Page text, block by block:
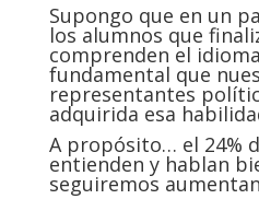
Supongo que en un
los alumnos que
comprenden el
fundamental que
representantes
adquirida esa
A propósito… el 24%
entienden y hablan
seguiremos